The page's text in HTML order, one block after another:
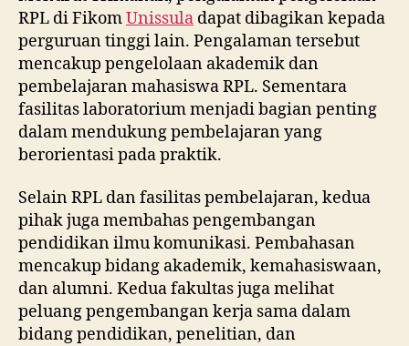
RPL di FikomUnissula dapat dibagikan kepada
perguruan tinggi lain. Pengalaman tersebut
mencakup pengelolaan akademik dan
pembelajaran mahasiswa RPL. Sementara
fasilitas laboratorium menjadi bagian penting
dalam mendukung pembelajaran yang
berorientasi pada praktik.
Selain RPL dan fasilitas pembelajaran, kedua
pihak juga membahas pengembangan
pendidikan ilmu komunikasi. Pembahasan
mencakup bidang akademik, kemahasiswaan,
dan alumni. Kedua fakultas juga melihat
peluang pengembangan kerja sama dalam
bidang pendidikan, penelitian, dan